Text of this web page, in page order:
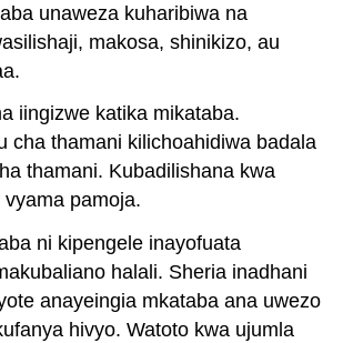
unaweza kuharibiwa na
makosa, shinikizo, au
iingizwe katika mikataba.
cha thamani kilichoahidiwa badala
thamani. Kubadilishana kwa
pamoja.
ni kipengele inayofuata
halali. Sheria inadhani
anayeingia mkataba ana uwezo
hivyo. Watoto kwa ujumla